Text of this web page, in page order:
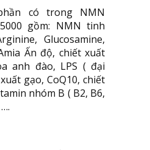
có trong NMN
gồm: NMN tinh
Glucosamine,
Ấn độ, chiết xuất
anh đào, LPS ( đại
gạo, CoQ10, chiết
nhóm B ( B2, B6,